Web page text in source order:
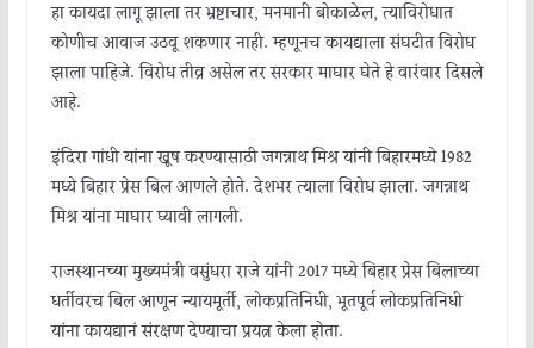
हा कायदा लागू झाला तर भ्रष्टाचार, मनमानी बोकाळेल, त्याविरोधात
कोणीच आवाज उठवू शकणार नाही. म्हणूनच कायद्याला संघटीत विरोध
झाला पाहिजे. विरोध तीव्र असेल तर सरकार माघार घेते हे वारंवार दिसले
आहे.
इंदिरा गांधी यांना खूष करण्यासाठी जगन्नाथ मिश्र यांनी बिहारमध्ये 1982
मध्ये बिहार प्रेस बिल आणले होते. देशभर त्याला विरोध झाला. जगन्नाथ
मिश्र यांना माघार घ्यावी लागली.
राजस्थानच्या मुख्यमंत्री वसुंधरा राजे यांनी 2017 मध्ये बिहार प्रेस बिलाच्या
धर्तीवरच बिल आणून न्यायमूर्ती, लोकप्रतिनिधी, भूतपूर्व लोकप्रतिनिधी
यांना कायद्यानं संरक्षण देण्याचा प्रयत्न केला होता.